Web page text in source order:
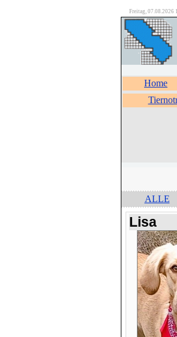
Freitag, 07.08.2026
Home
ALLE
Lisa